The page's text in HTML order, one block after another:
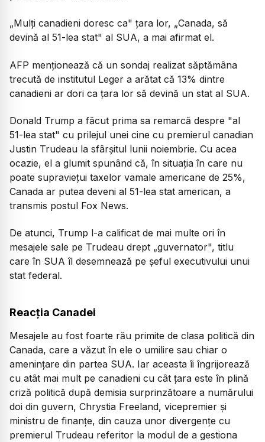
„Mulţi canadieni doresc ca" ţara lor, „Canada, să
devină al 51-lea stat" al SUA, a mai afirmat el.
AFP menţionează că un sondaj realizat săptămâna
trecută de institutul Leger a arătat că 13% dintre
canadieni ar dori ca ţara lor să devină un stat al SUA.
Donald Trump a făcut prima sa remarcă despre "al
51-lea stat" cu prilejul unei cine cu premierul canadian
Justin Trudeau la sfârşitul lunii noiembrie. Cu acea
ocazie, el a glumit spunând că, în situaţia în care nu
poate supravieţui taxelor vamale americane de 25%,
Canada ar putea deveni al 51-lea stat american, a
transmis postul Fox News.
De atunci, Trump l-a calificat de mai multe ori în
mesajele sale pe Trudeau drept „guvernator", titlu
care în SUA îl desemnează pe şeful executivului unui
stat federal.
Reacția Canadei
Mesajele au fost foarte rău primite de clasa politică din
Canada, care a văzut în ele o umilire sau chiar o
ameninţare din partea SUA. Iar aceasta îi îngrijorează
cu atât mai mult pe canadieni cu cât ţara este în plină
criză politică după demisia surprinzătoare a numărului
doi din guvern, Chrystia Freeland, vicepremier şi
ministru de finanţe, din cauza unor divergenţe cu
premierul Trudeau referitor la modul de a gestiona